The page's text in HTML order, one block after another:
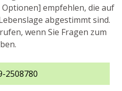
empfehlen, die auf
abgestimmt sind.
wenn Sie Fragen zum
2508780